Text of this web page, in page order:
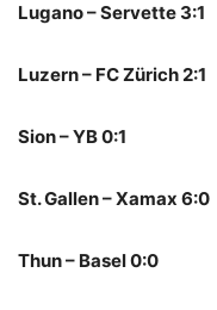
Lugano – Servette 3:1
Luzern – FC Zürich 2:1
Sion – YB 0:1
St. Gallen – Xamax 6:0
Thun – Basel 0:0